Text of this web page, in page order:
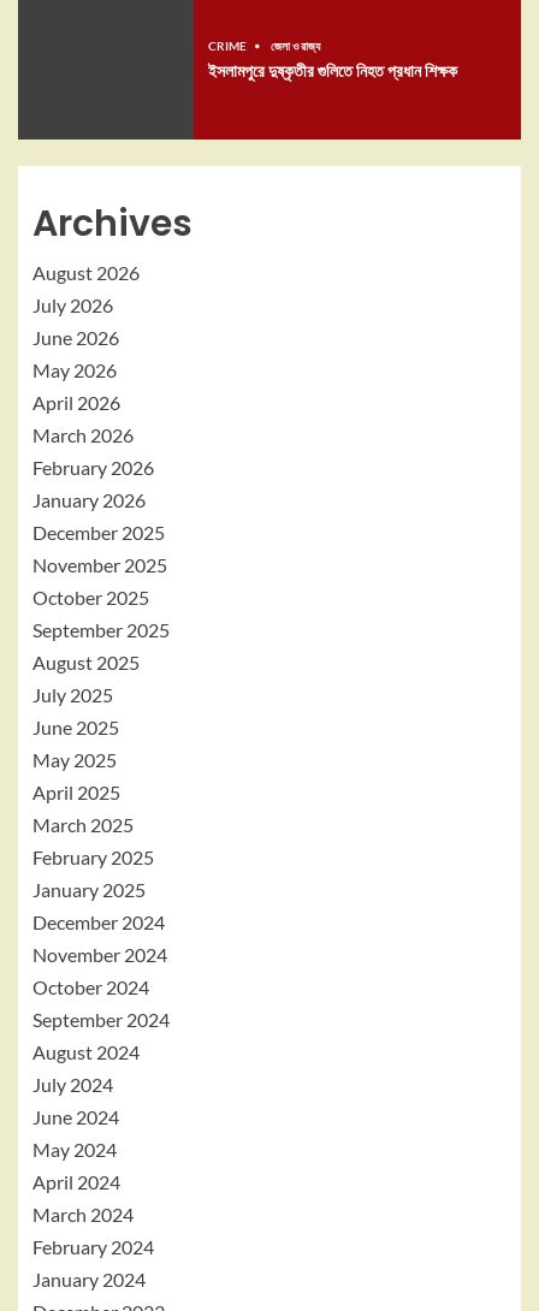
CRIME জেলা ও রাজ্য
ইসলামপুরে দুষ্কৃতীর গুলিতে নিহত প্রধান শিক্ষক
Archives
August 2026
July 2026
June 2026
May 2026
April 2026
March 2026
February 2026
January 2026
December 2025
November 2025
October 2025
September 2025
August 2025
July 2025
June 2025
May 2025
April 2025
March 2025
February 2025
January 2025
December 2024
November 2024
October 2024
September 2024
August 2024
July 2024
June 2024
May 2024
April 2024
March 2024
February 2024
January 2024